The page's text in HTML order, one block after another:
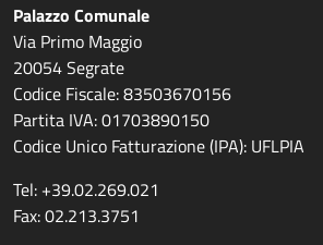
Palazzo Comunale
Via Primo Maggio
20054 Segrate
Codice Fiscale: 83503670156
Partita IVA: 01703890150
Codice Unico Fatturazione (IPA): UFLPIA
Tel: +39.02.269.021
Fax: 02.213.3751